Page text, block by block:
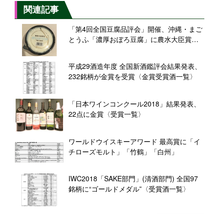
関連記事
「第4回全国豆腐品評会」開催、沖縄・まご
とうふ「濃厚おぼろ豆腐」に農水大臣賞
平成29酒造年度 全国新酒鑑評会結果発表、
232銘柄が金賞を受賞〈金賞受賞酒一覧〉
「日本ワインコンクール2018」結果発表、
22点に金賞〈受賞一覧〉
ワールドウイスキーアワード 最高賞に「イ
チローズモルト」「竹鶴」「白州」
IWC2018「SAKE部門」(清酒部門) 全国97
銘柄に“ゴールドメダル”〈受賞酒一覧〉